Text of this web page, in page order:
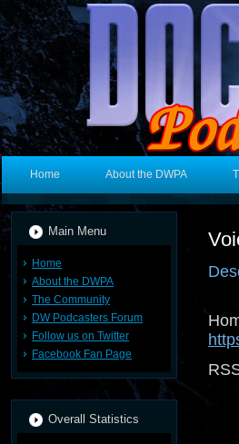
Home About the DWPA
Main Menu
Home
About the DWPA
The Community
DW Podcasters Forum
Follow us on Twitter
Facebook Fan Page
Overall Statistics